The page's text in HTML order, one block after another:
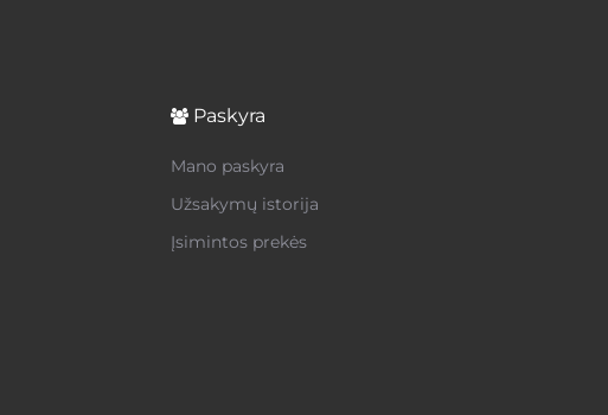
Paskyra
Mano paskyra
Užsakymų istorija
Įsimintos prekės